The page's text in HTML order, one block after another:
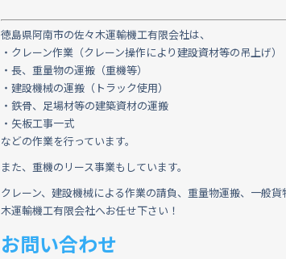
徳島県阿南市の佐々木運輸機工有限会社は、
・クレーン作業（クレーン操作により建設資材等の吊上げ）
・長、重量物の運搬（重機等）
・建設機械の運搬（トラック使用）
・鉄骨、足場材等の建築資材の運搬
・矢板工事一式
などの作業を行っています。
また、重機のリース事業もしています。
クレーン、建設機械による作業の請負、重量物運搬、一般
木運輸機工有限会社へお任せ下さい！
お問い合わせ